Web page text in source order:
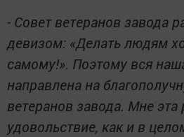
- Совет ветеранов завода
девизом: «Делать людям
самому!». Поэтому вся
направлена на
ветеранов завода. Мне эта
удовольствие, как и в